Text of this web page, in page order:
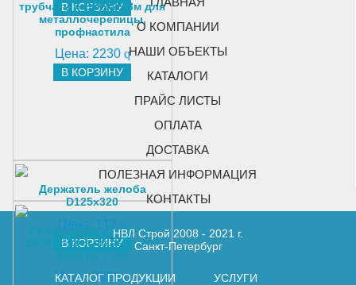
В КОРЗИНУ
Держатель желоба
D125х320
Цена: 117 q
В КОРЗИНУ
трубчатый BORGE 3м для
металлочерепицы,
профнастила
Цена: 2230 q
В КОРЗИНУ
Кровельная лестница
BORGE для фальцевой
Цена:3855 q
О КОМПАНИИ
НАШИ ОБЪЕКТЫ
КАТАЛОГИ
ПРАЙС ЛИСТЫ
ОПЛАТА
ДОСТАВКА
ПОЛЕЗНАЯ ИНФОРМАЦИЯ
КОНТАКТЫ
НВЛ Строй 2008 - 2021 г.
Санкт-Петербург
КАТАЛОГ ПРОДУКЦИИ
УСЛУГИ